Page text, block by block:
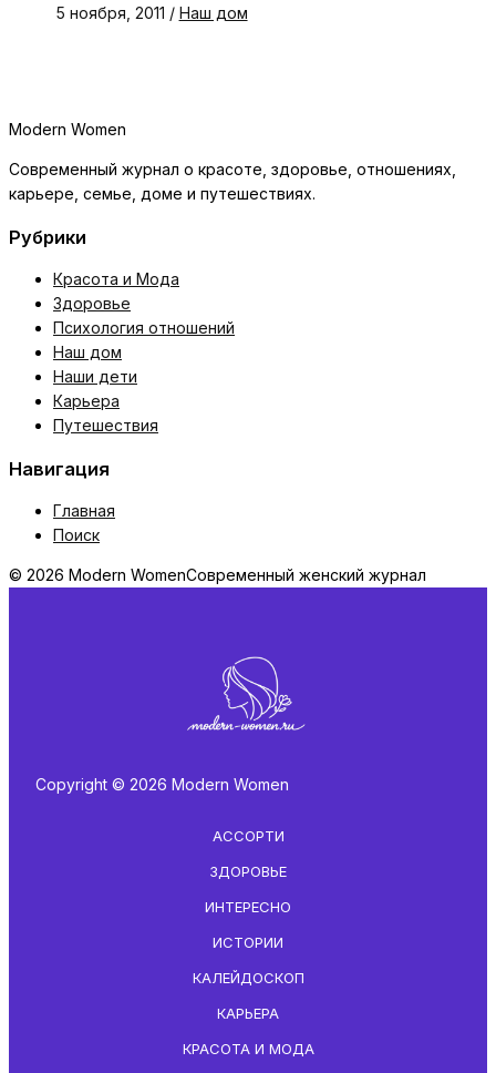
5 ноября, 2011 / Наш дом
Modern Women
Современный журнал о красоте, здоровье, отношениях,
карьере, семье, доме и путешествиях.
Рубрики
Красота и Мода
Здоровье
Психология отношений
Наш дом
Наши дети
Карьера
Путешествия
Навигация
Главная
Поиск
© 2026 Modern WomenСовременный женский журнал
Copyright © 2026 Modern Women
АССОРТИ
ЗДОРОВЬЕ
ИНТЕРЕСНО
ИСТОРИИ
КАЛЕЙДОСКОП
КАРЬЕРА
КРАСОТА И МОДА